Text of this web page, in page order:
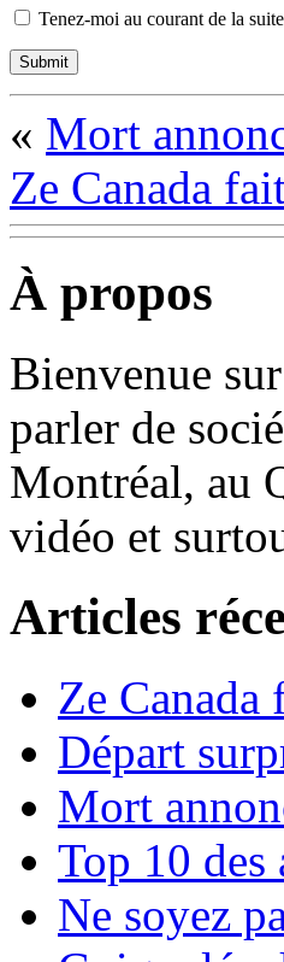
Tenez-moi au courant de la
« Mort
Ze Canada
À propos
Bienvenue
parler de
Montréal, au
vidéo et
Articles
Ze Canada
Départ
Mort
Top 10 des
Ne soyez